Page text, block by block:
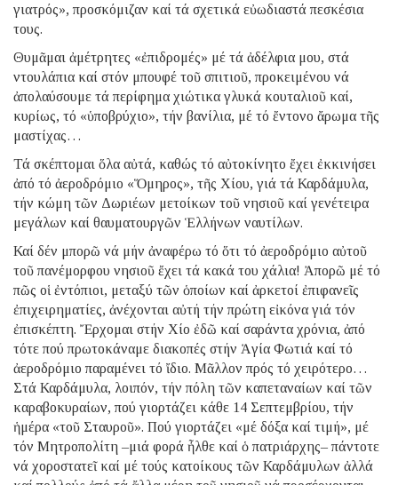
γιατρός», προσκόμιζαν καί τά σχετικά εὐωδιαστά πεσκέσια
τους.
Θυμᾶμαι ἀμέτρητες «ἐπιδρομές» μέ τά ἀδέλφια μου, στά
ντουλάπια καί στόν μπουφέ τοῦ σπιτιοῦ, προκειμένου νά
ἀπολαύσουμε τά περίφημα χιώτικα γλυκά κουταλιοῦ καί,
κυρίως, τό «ὑποβρύχιο», τήν βανίλια, μέ τό ἔντονο ἄρωμα τῆς
μαστίχας…
Τά σκέπτομαι ὅλα αὐτά, καθώς τό αὐτοκίνητο ἔχει ἐκκινήσει
ἀπό τό ἀεροδρόμιο «Ὅμηρος», τῆς Χίου, γιά τά Καρδάμυλα,
τήν κώμη τῶν Δωριέων μετοίκων τοῦ νησιοῦ καί γενέτειρα
μεγάλων καί θαυματουργῶν Ἑλλήνων ναυτίλων.
Καί δέν μπορῶ νά μήν ἀναφέρω τό ὅτι τό ἀεροδρόμιο αὐτοῦ
τοῦ πανέμορφου νησιοῦ ἔχει τά κακά του χάλια! Ἀπορῶ μέ τό
πῶς οἱ ἐντόπιοι, μεταξύ τῶν ὁποίων καί ἀρκετοί ἐπιφανεῖς
ἐπιχειρηματίες, ἀνέχονται αὐτή τήν πρώτη εἰκόνα γιά τόν
ἐπισκέπτη. Ἔρχομαι στήν Χίο ἐδῶ καί σαράντα χρόνια, ἀπό
τότε πού πρωτοκάναμε διακοπές στήν Ἁγία Φωτιά καί τό
ἀεροδρόμιο παραμένει τό ἴδιο. Μᾶλλον πρός τό χειρότερο…
Στά Καρδάμυλα, λοιπόν, τήν πόλη τῶν καπεταναίων καί τῶν
καραβοκυραίων, πού γιορτάζει κάθε 14 Σεπτεμβρίου, τήν
ἡμέρα «τοῦ Σταυροῦ». Πού γιορτάζει «μέ δόξα καί τιμή», μέ
τόν Μητροπολίτη –μιά φορά ἦλθε καί ὁ πατριάρχης– πάντοτε
νά χοροστατεῖ καί μέ τούς κατοίκους τῶν Καρδάμυλων ἀλλά